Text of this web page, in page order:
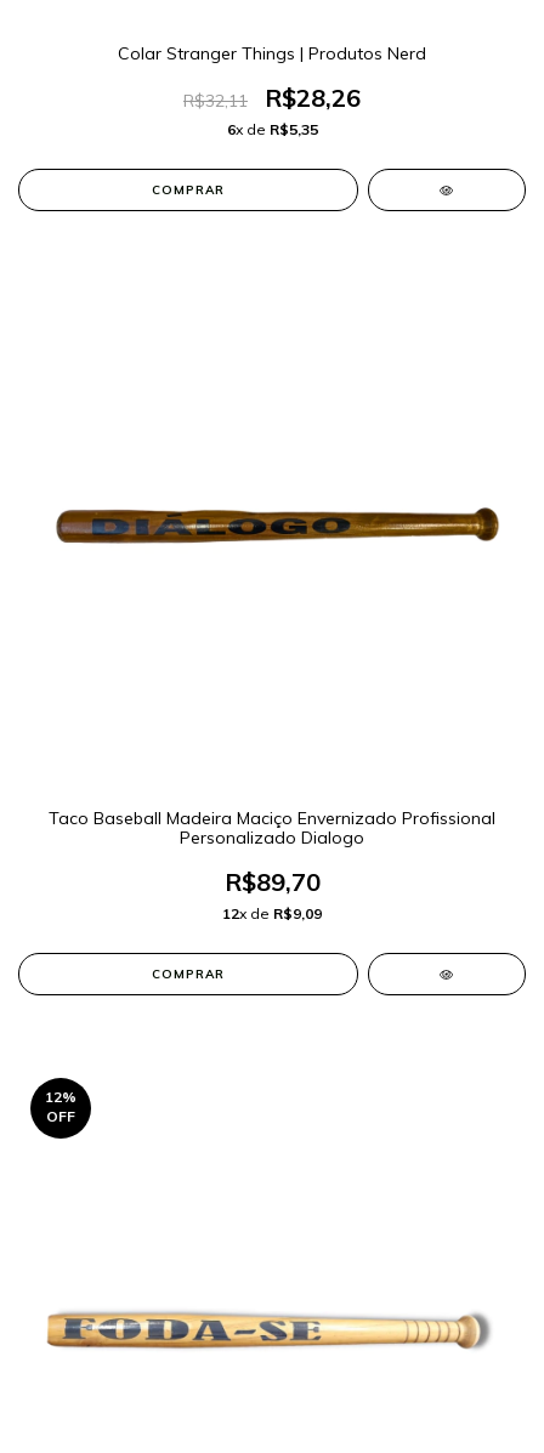
Colar Stranger Things | Produtos Nerd
R$32,11 R$28,26
6x de R$5,35
COMPRAR
Taco Baseball Madeira Maciço Envernizado Profissional
Personalizado Dialogo
R$89,70
12x de R$9,09
12%
OFF